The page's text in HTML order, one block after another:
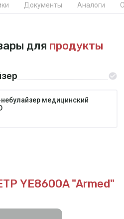
Документы Аналоги
для продукты
медицинский
YE8600A "Armed"